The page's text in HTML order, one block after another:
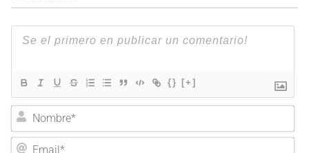
{} [+]
Nombre*